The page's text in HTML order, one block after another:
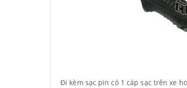
Đi kèm sạc pin có 1 cáp sạc trên xe